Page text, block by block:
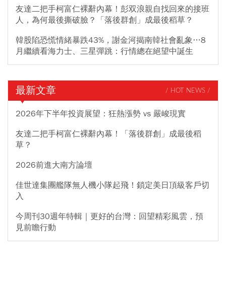
友達二把手柯富仁裸辭內幕！彭双浪親自找回來的接班
人，為何最後撕破臉？「落後群創」成最後稻草？
韓股陷恐慌情緒暴跌43%，謝金河揭南韓社會亂象…8
月繼續看海力士、三星彈跳：行情總在絕望中誕生
最新文章 / HOT NEWS /
2026年下半年投資展望：狂熱漲勢 vs 嚴峻現實
友達二把手柯富仁裸辭內幕！「落後群創」成最後稻
草？
2026前進大南方論壇
佳世達集團艦隊無人機小隊起飛！鎖定美日頂級客戶切
入
今周刊30週年特輯｜更好的台灣：回望精彩風雲，預
見前瞻行動